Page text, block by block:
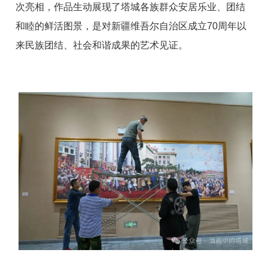
次亮相，作品生动展现了塔城各族群众安居乐业、团结
和睦的鲜活图景，是对新疆维吾尔自治区成立70周年以
来民族团结、社会和谐成果的艺术见证。